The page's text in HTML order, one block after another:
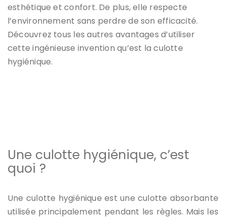
esthétique et confort. De plus, elle respecte
l’environnement sans perdre de son efficacité.
Découvrez tous les autres avantages d’utiliser
cette ingénieuse invention qu’est la culotte
hygiénique.
Une culotte hygiénique, c’est
quoi ?
Une culotte hygiénique est une culotte absorbante
utilisée principalement pendant les règles. Mais les